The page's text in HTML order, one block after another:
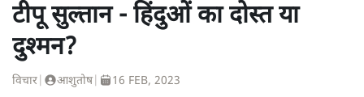
टीपू सुल्तान - हिंदुओं का दोस्त या
दुश्मन?
विचार आशुतोष| 16 FEB, 2023